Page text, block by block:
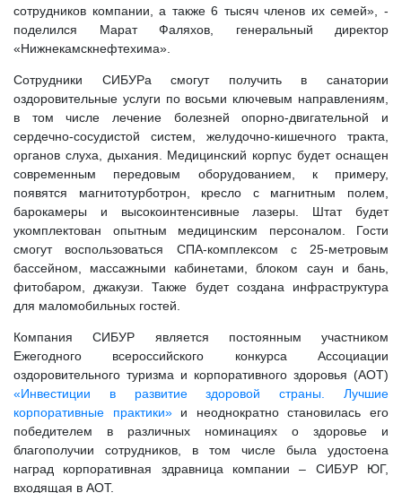
сотрудников компании, а также 6 тысяч членов их семей», -
поделился Марат Фаляхов, генеральный директор
«Нижнекамскнефтехима».
Сотрудники СИБУРа смогут получить в санатории
оздоровительные услуги по восьми ключевым направлениям,
в том числе лечение болезней опорно-двигательной и
сердечно-сосудистой систем, желудочно-кишечного тракта,
органов слуха, дыхания. Медицинский корпус будет оснащен
современным передовым оборудованием, к примеру,
появятся магнитотурботрон, кресло с магнитным полем,
барокамеры и высокоинтенсивные лазеры. Штат будет
укомплектован опытным медицинским персоналом. Гости
смогут воспользоваться СПА-комплексом с 25-метровым
бассейном, массажными кабинетами, блоком саун и бань,
фитобаром, джакузи. Также будет создана инфраструктура
для маломобильных гостей.
Компания СИБУР является постоянным участником
Ежегодного всероссийского конкурса Ассоциации
оздоровительного туризма и корпоративного здоровья (АОТ)
«Инвестиции в развитие здоровой страны. Лучшие
корпоративные практики»и неоднократно становилась его
победителем в различных номинациях о здоровье и
благополучии сотрудников, в том числе была удостоена
наград корпоративная здравница компании – СИБУР ЮГ,
входящая в АОТ.